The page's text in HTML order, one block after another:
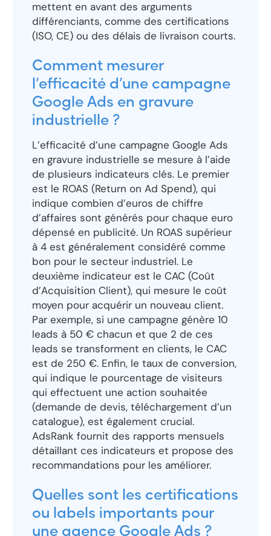
mettent en avant des arguments
différenciants, comme des certifications
(ISO, CE) ou des délais de livraison courts.
Comment mesurer
l’efficacité d’une campagne
Google Ads en gravure
industrielle ?
L’efficacité d’une campagne Google Ads
en gravure industrielle se mesure à l’aide
de plusieurs indicateurs clés. Le premier
est le ROAS (Return on Ad Spend), qui
indique combien d’euros de chiffre
d’affaires sont générés pour chaque euro
dépensé en publicité. Un ROAS supérieur
à 4 est généralement considéré comme
bon pour le secteur industriel. Le
deuxième indicateur est le CAC (Coût
d’Acquisition Client), qui mesure le coût
moyen pour acquérir un nouveau client.
Par exemple, si une campagne génère 10
leads à 50 € chacun et que 2 de ces
leads se transforment en clients, le CAC
est de 250 €. Enfin, le taux de conversion,
qui indique le pourcentage de visiteurs
qui effectuent une action souhaitée
(demande de devis, téléchargement d’un
catalogue), est également crucial.
AdsRank fournit des rapports mensuels
détaillant ces indicateurs et propose des
recommandations pour les améliorer.
Quelles sont les certifications
ou labels importants pour